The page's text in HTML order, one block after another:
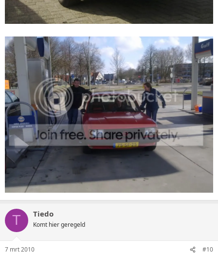
T Tiedo
Komt hier geregeld
7 mrt 2010 #10